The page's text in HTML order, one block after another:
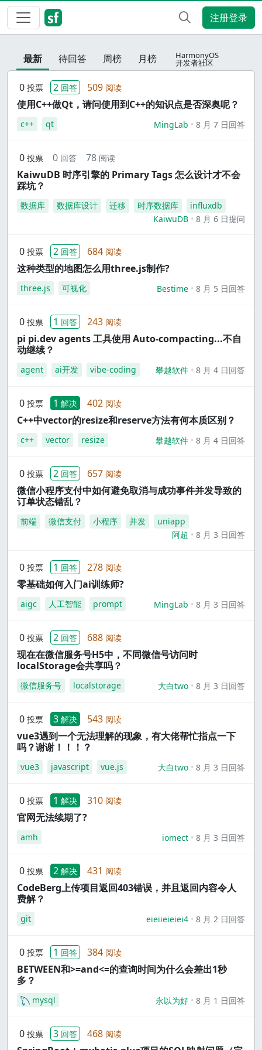
注册登录
最新 待回答 周榜 月榜 HarmonyOS
开发者社区
0 投票 2 回答 509 阅读
使用C++做Qt，请问使用到C++的知识点是否深奥呢？
c++ qt MingLab 8 月 7 日回答
0 投票 0 回答 78 阅读
KaiwuDB 时序引擎的 Primary Tags 怎么设计才不会
踩坑？
数据库 数据库设计 迁移 时序数据库
influxdb
KaiwuDB
8 月 6 日提问
0 投票 2 回答 684 阅读
这种类型的地图怎么用three.js制作?
three.js 可视化 Bestime 8 月 5 日回答
0 投票 1 回答 243 阅读
pi pi.dev agents 工具使用 Auto-compacting...不自
动继续？
agent ai开发 vibe-coding 攀越软件 8 月 4 日回答
0 投票 1 解决 402 阅读
C++中vector的resize和reserve方法有何本质区别？
c++ vector resize 攀越软件 8 月 4 日回答
0 投票 2 回答 657 阅读
微信小程序支付中如何避免取消与成功事件并发导致的
订单状态错乱？
前端 微信支付 小程序 并发
uniapp
阿超
8 月 3 日回答
0 投票 1 回答 278 阅读
零基础如何入门ai训练师?
aigc 人工智能 prompt MingLab 8 月 3 日回答
0 投票 2 回答 688 阅读
现在在微信服务号H5中，不同微信号访问时
localStorage会共享吗？
微信服务号 localstorage 大白two 8 月 3 日回答
0 投票 3 解决 543 阅读
vue3遇到一个无法理解的现象，有大佬帮忙指点一下
吗？谢谢！！！？
vue3 javascript vue.js 大白two 8 月 3 日回答
0 投票 1 解决 310 阅读
官网无法续期了?
amh iomect 8 月 3 日回答
0 投票 2 解决 431 阅读
CodeBerg上传项目返回403错误，并且返回内容令人
费解？
git eieiieieiei4 8 月 2 日回答
0 投票 1 回答 384 阅读
BETWEEN和>=and<=的查询时间为什么会差出1秒
多？
mysql 永以为好 8 月 1 日回答
0 投票 3 回答 468 阅读